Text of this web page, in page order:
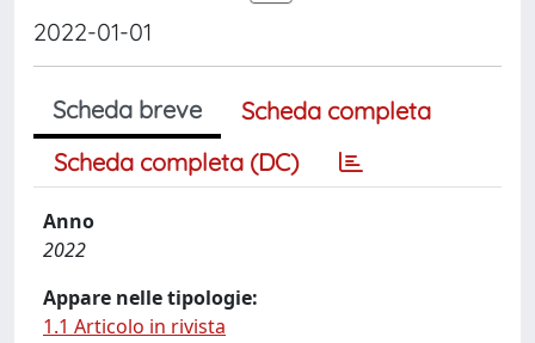
2022-01-01
Scheda breve
Scheda completa
Scheda completa (DC)
Anno
2022
Appare nelle tipologie:
1.1 Articolo in rivista